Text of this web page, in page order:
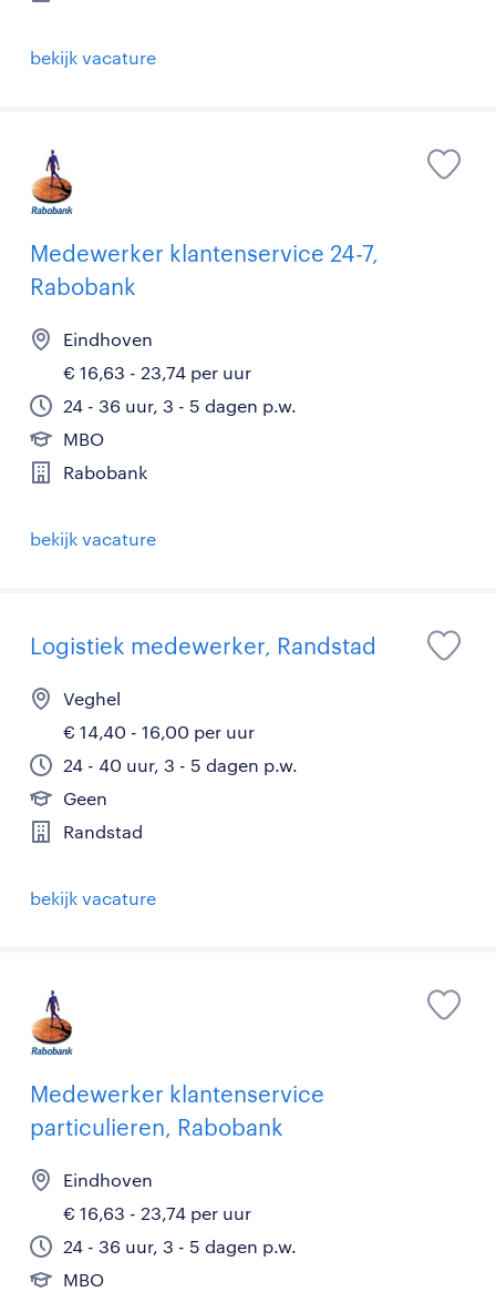
bekijk vacature
Medewerker klantenservice 24-7,
Rabobank
Eindhoven
€ 16,63 - 23,74 per uur
24 - 36 uur, 3 - 5 dagen p.w.
MBO
Rabobank
bekijk vacature
Logistiek medewerker, Randstad
Veghel
€ 14,40 - 16,00 per uur
24 - 40 uur, 3 - 5 dagen p.w.
Geen
Randstad
bekijk vacature
Medewerker klantenservice
particulieren, Rabobank
Eindhoven
€ 16,63 - 23,74 per uur
24 - 36 uur, 3 - 5 dagen p.w.
MBO